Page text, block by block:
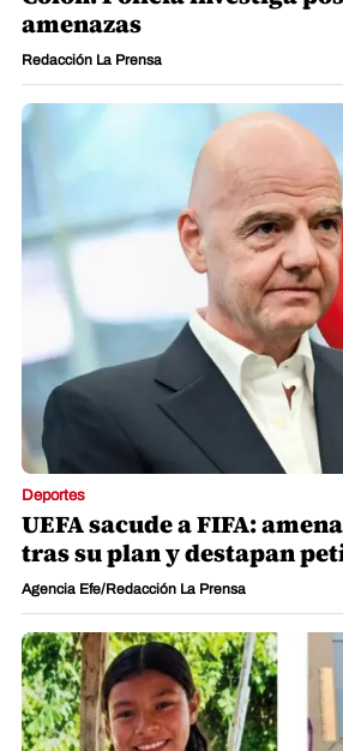
amenazas
Redacción La Prensa
Deportes
UEFA sacude a FIFA:
tras su plan y destapan
Agencia Efe/Redacción La Prensa